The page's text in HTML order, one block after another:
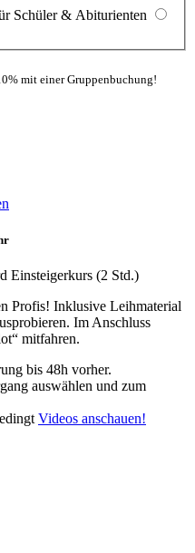
Schüler & Abiturienten
mit einer Gruppenbuchung!
Einsteigerkurs (2 Std.)
Profis! Inklusive Leihmaterial
Im Anschluss
mitfahren.
bis 48h vorher.
auswählen und zum
Videos anschauen!